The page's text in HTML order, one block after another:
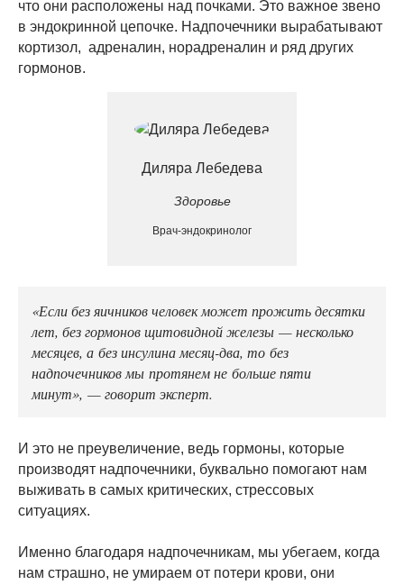
что они расположены над почками. Это важное звено
в эндокринной цепочке. Надпочечники вырабатывают
кортизол, адреналин, норадреналин и ряд других
гормонов.
Диляра Лебедева
Здоровье
Врач-эндокринолог
«Если без яичников человек может прожить десятки
лет, без гормонов щитовидной железы — несколько
месяцев, а без инсулина месяц-два, то без
надпочечников мы протянем не больше пяти
минут», — говорит эксперт.
И это не преувеличение, ведь гормоны, которые
производят надпочечники, буквально помогают нам
выживать в самых критических, стрессовых
ситуациях.
Именно благодаря надпочечникам, мы убегаем, когда
нам страшно, не умираем от потери крови, они